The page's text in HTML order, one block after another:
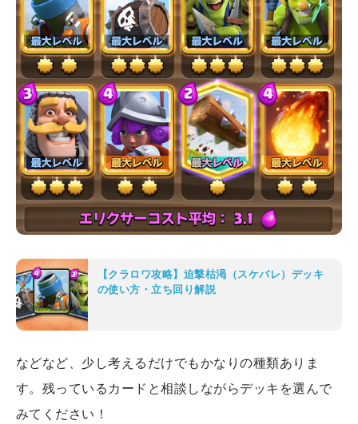
【クラロワ攻略】迫撃枯渇（スケバレ）デッキ
の使い方・立ち回り解説
などなど、少し考えるだけでもかなりの種類ありま
す。残っているカードと相談しながらデッキを選んで
みてください！